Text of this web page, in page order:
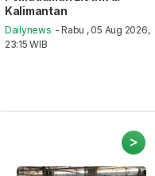
Kalimantan
Dailynews - Rabu , 05 Aug 2026,
23:15 WIB
>